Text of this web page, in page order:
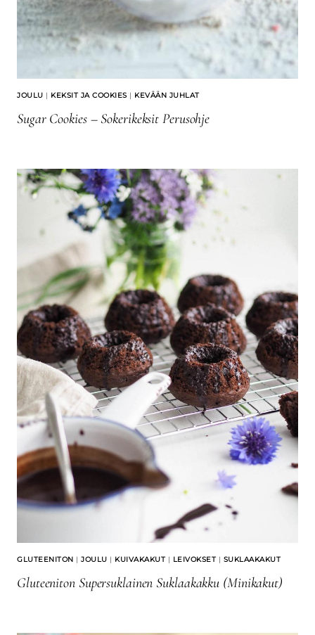
JOULU | KEKSIT JA COOKIES | KEVÄÄN JUHLAT
Sugar Cookies – Sokerikeksit Perusohje
GLUTEENITON | JOULU | KUIVAKAKUT | LEIVOKSET | SUKLAAKAKUT
Gluteeniton Supersuklainen Suklaakakku (minikakut)